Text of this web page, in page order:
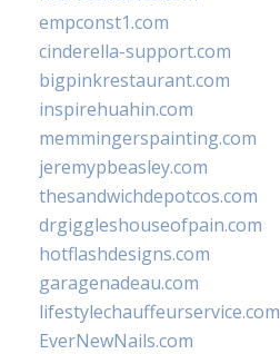
empconst1.com
cinderella-support.com
bigpinkrestaurant.com
inspirehuahin.com
memmingerspainting.com
jeremypbeasley.com
thesandwichdepotcos.com
drgiggleshouseofpain.com
hotflashdesigns.com
garagenadeau.com
lifestylechauffeurservice.com
EverNewNails.com